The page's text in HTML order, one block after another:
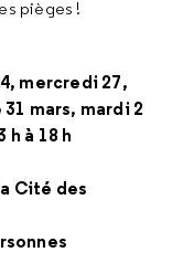
pièges !
mercredi 27,
mars, mardi 2
h à 18 h
Cité des